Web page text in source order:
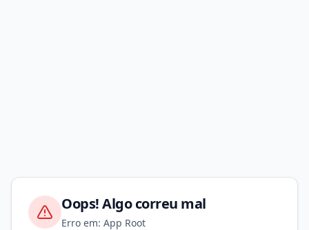
Oops! Algo correu mal
Erro em: App Root